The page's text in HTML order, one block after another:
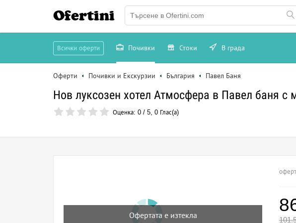
Ofertini
Всички оферти Почивки Стоки В града
Оферти Почивки и Екскурзии България Павел Баня
Нов луксозен хотел Атмосфера в Павел баня
Оценка: 0 / 5, 0 Глас(а)
Офертата е изтекла